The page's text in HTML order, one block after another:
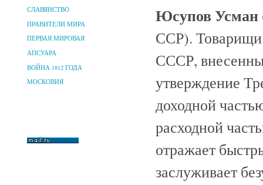
СЛАВЯНСТВО
ПРАВИТЕЛИ МИРА
ПЕРВАЯ МИРОВАЯ
АПСУАРА
ВОЙНА 1812 ГОДА
МОСКОВИЯ
Юсупов Усман
ССР). Товарищи
СССР,
утверждение
доходной
расходной
отражает
заслуживает